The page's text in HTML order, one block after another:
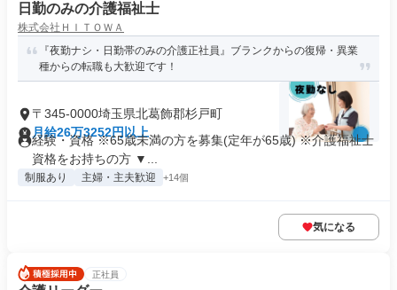
日勤のみの介護福祉士
株式会社ＨＩＴＯＷＡ
『夜勤ナシ・日勤帯のみの介護正社員』ブランクからの復帰・異業
種からの転職も大歓迎です！
〒345-0000埼玉県北葛飾郡杉戸町
月給26万3252円以上
経験・資格 ※65歳未満の方を募集(定年が65歳) ※介護福祉士
資格をお持ちの方 ▼...
制服あり 主婦・主夫歓迎 +14個
気になる
正社員